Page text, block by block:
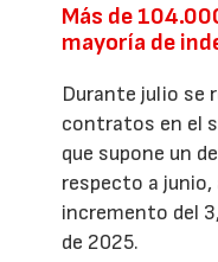
Más de
mayoría de
Durante julio se
contratos en el
que supone un
respecto a junio,
incremento del
de 2025.